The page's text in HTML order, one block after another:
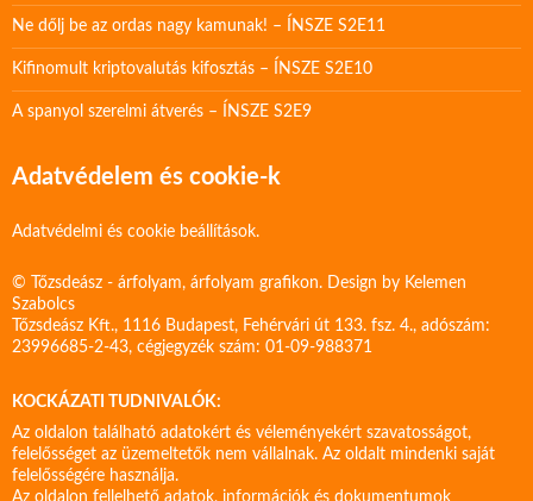
Ne dőlj be az ordas nagy kamunak! – ÍNSZE S2E11
Kifinomult kriptovalutás kifosztás – ÍNSZE S2E10
A spanyol szerelmi átverés – ÍNSZE S2E9
Adatvédelem és cookie-k
Adatvédelmi és cookie beállítások.
© Tőzsdeász - árfolyam, árfolyam grafikon. Design by Kelemen
Szabolcs
Tőzsdeász Kft., 1116 Budapest, Fehérvári út 133. fsz. 4., adószám:
23996685-2-43, cégjegyzék szám: 01-09-988371
KOCKÁZATI TUDNIVALÓK:
Az oldalon található adatokért és véleményekért szavatosságot,
felelősséget az üzemeltetők nem vállalnak. Az oldalt mindenki saját
felelősségére használja.
Az oldalon fellelhető adatok, információk és dokumentumok